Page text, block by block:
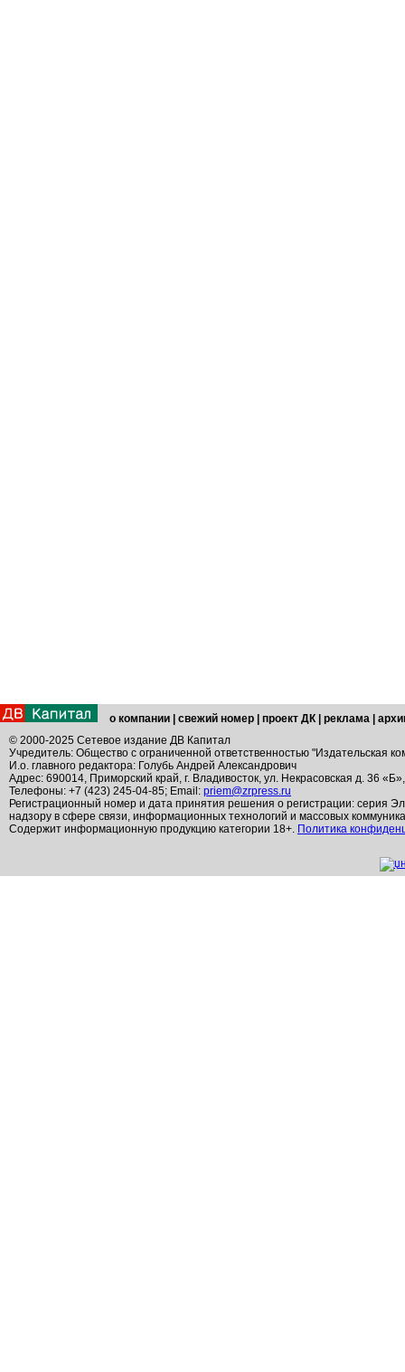
о компании свежий номер проект ДК реклама
© 2000-2025 Сетевое издание ДВ Капитал
Учредитель: Общество с ограниченной ответственностью "Издательская
И.о. главного редактора: Голубь Андрей Александрович
Адрес: 690014, Приморский край, г. Владивосток, ул. Некрасовская д. 36
Телефоны: +7 (423) 245-04-85; Email: priem@zrpress.ru
Регистрационный номер и дата принятия решения о регистрации: серия
надзору в сфере связи, информационных технологий и массовых
Содержит информационную продукцию категории 18+. Политика